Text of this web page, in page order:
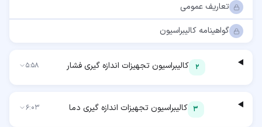
تعاریف عمومی
گواهینامه کالیبراسیون
2 کالیبراسیون تجهیزات اندازه گیری فشار 5:58
3 کالیبراسیون تجهیزات اندازه گیری دما 6:03